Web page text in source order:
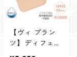
【ヴィ プラン
ツ】ディフェン